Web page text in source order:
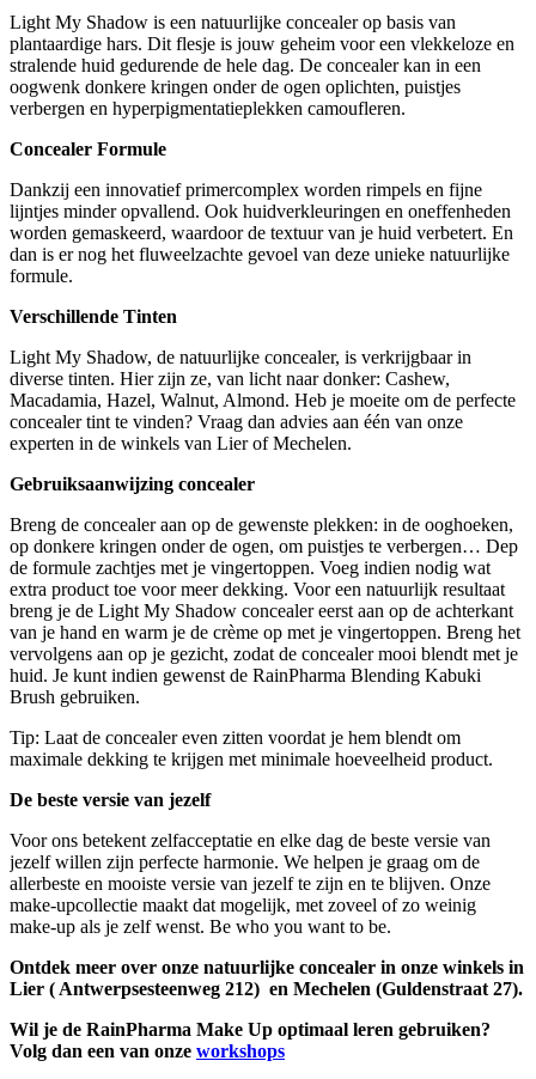
Light My Shadow is een natuurlijke concealer op basis van
plantaardige hars. Dit flesje is jouw geheim voor een vlekkeloze en
stralende huid gedurende de hele dag. De concealer kan in een
oogwenk donkere kringen onder de ogen oplichten, puistjes
verbergen en hyperpigmentatieplekken camoufleren.
Concealer Formule
Dankzij een innovatief primercomplex worden rimpels en fijne
lijntjes minder opvallend. Ook huidverkleuringen en oneffenheden
worden gemaskeerd, waardoor de textuur van je huid verbetert. En
dan is er nog het fluweelzachte gevoel van deze unieke natuurlijke
formule.
Verschillende Tinten
Light My Shadow, de natuurlijke concealer, is verkrijgbaar in
diverse tinten. Hier zijn ze, van licht naar donker: Cashew,
Macadamia, Hazel, Walnut, Almond. Heb je moeite om de perfecte
concealer tint te vinden? Vraag dan advies aan één van onze
experten in de winkels van Lier of Mechelen.
Gebruiksaanwijzing concealer
Breng de concealer aan op de gewenste plekken: in de ooghoeken,
op donkere kringen onder de ogen, om puistjes te verbergen… Dep
de formule zachtjes met je vingertoppen. Voeg indien nodig wat
extra product toe voor meer dekking. Voor een natuurlijk resultaat
breng je de Light My Shadow concealer eerst aan op de achterkant
van je hand en warm je de crème op met je vingertoppen. Breng het
vervolgens aan op je gezicht, zodat de concealer mooi blendt met je
huid. Je kunt indien gewenst de RainPharma Blending Kabuki
Brush gebruiken.
Tip: Laat de concealer even zitten voordat je hem blendt om
maximale dekking te krijgen met minimale hoeveelheid product.
De beste versie van jezelf
Voor ons betekent zelfacceptatie en elke dag de beste versie van
jezelf willen zijn perfecte harmonie. We helpen je graag om de
allerbeste en mooiste versie van jezelf te zijn en te blijven. Onze
make-upcollectie maakt dat mogelijk, met zoveel of zo weinig
make-up als je zelf wenst. Be who you want to be.
Ontdek meer over onze natuurlijke concealer in onze winkels in
Lier ( Antwerpsesteenweg 212) en Mechelen (Guldenstraat 27).
Wil je de RainPharma Make Up optimaal leren gebruiken?
Volg dan een van onze workshops